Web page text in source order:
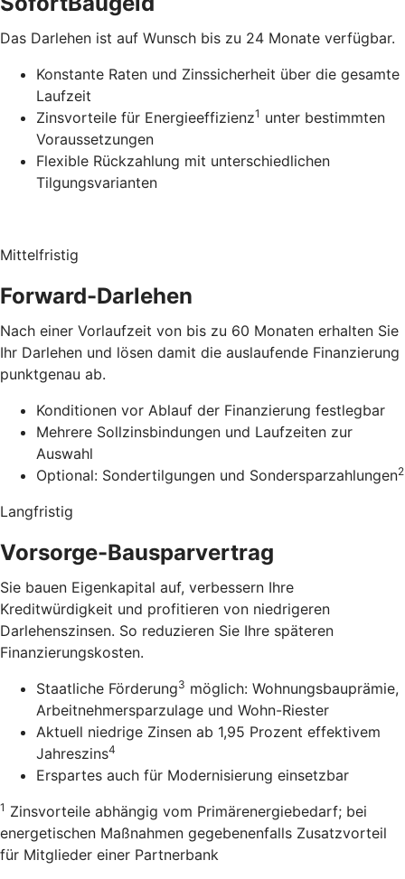
Das Darlehen ist auf Wunsch bis zu 24 Monate verfügbar.
Konstante Raten und Zinssicherheit über die gesamte
Laufzeit
Zinsvorteile für Energieeffizienz1 unter bestimmten
Voraussetzungen
Flexible Rückzahlung mit unterschiedlichen
Tilgungsvarianten
Mittelfristig
Forward-Darlehen
Nach einer Vorlaufzeit von bis zu 60 Monaten erhalten Sie
Ihr Darlehen und lösen damit die auslaufende Finanzierung
punktgenau ab.
Konditionen vor Ablauf der Finanzierung festlegbar
Mehrere Sollzinsbindungen und Laufzeiten zur
Auswahl
Optional: Sondertilgungen und Sondersparzahlungen2
Langfristig
Vorsorge-Bausparvertrag
Sie bauen Eigenkapital auf, verbessern Ihre
Kreditwürdigkeit und profitieren von niedrigeren
Darlehenszinsen. So reduzieren Sie Ihre späteren
Finanzierungskosten.
Staatliche Förderung3 möglich: Wohnungsbauprämie,
Arbeitnehmersparzulage und Wohn-Riester
Aktuell niedrige Zinsen ab 1,95 Prozent effektivem
Jahreszins4
Erspartes auch für Modernisierung einsetzbar
1 Zinsvorteile abhängig vom Primärenergiebedarf; bei
energetischen Maßnahmen gegebenenfalls Zusatzvorteil
für Mitglieder einer Partnerbank